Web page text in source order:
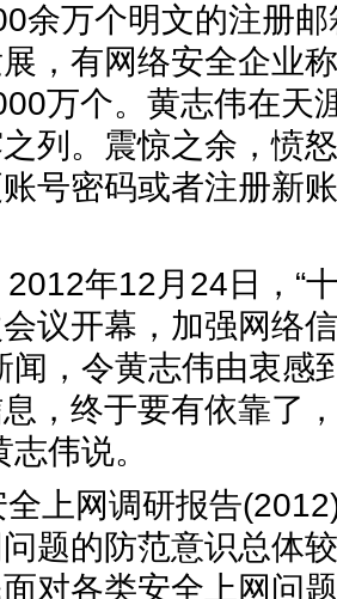
余万个明文的注册
，有网络安全企业
万个。黄志伟在天
列。震惊之余，愤
号密码或者注册新
年12月24日，“
议开幕，加强网络
闻，令黄志伟由衷感
息，终于要有依靠了
伟说。
全上网调研报告
题的防范意识总体
对各类安全上网问